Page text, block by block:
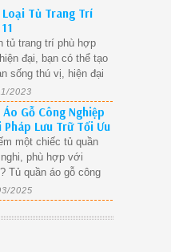
Loại Tủ Trang Trí
tủ trang trí phù hợp
đại, bạn có thể tạo
sống thú vị, hiện đại
2023
Gỗ Công Nghiệp
Lưu Trữ Tối Ưu
Gian.
một chiếc tủ quần
phù hợp với
Tủ quần áo gỗ công
xu hướng nhờ
độ bền cao và giá
2025